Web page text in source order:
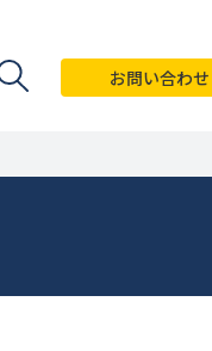
お問い合わせ